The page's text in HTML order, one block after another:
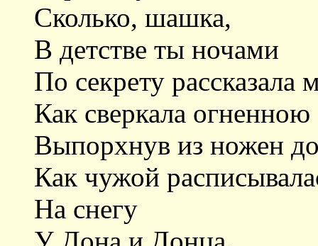
Сколько, шашка,
В детстве ты ночами
По секрету рассказала
Как сверкала
Выпорхнув из ножен
Как чужой
На снегу